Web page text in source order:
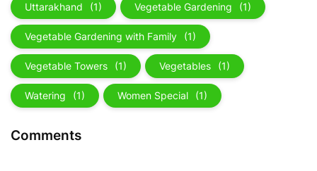
Uttarakhand (1) Vegetable Gardening (1)
Vegetable Gardening with Family (1)
Vegetable Towers (1) Vegetables (1)
Watering (1) Women Special (1)
Comments